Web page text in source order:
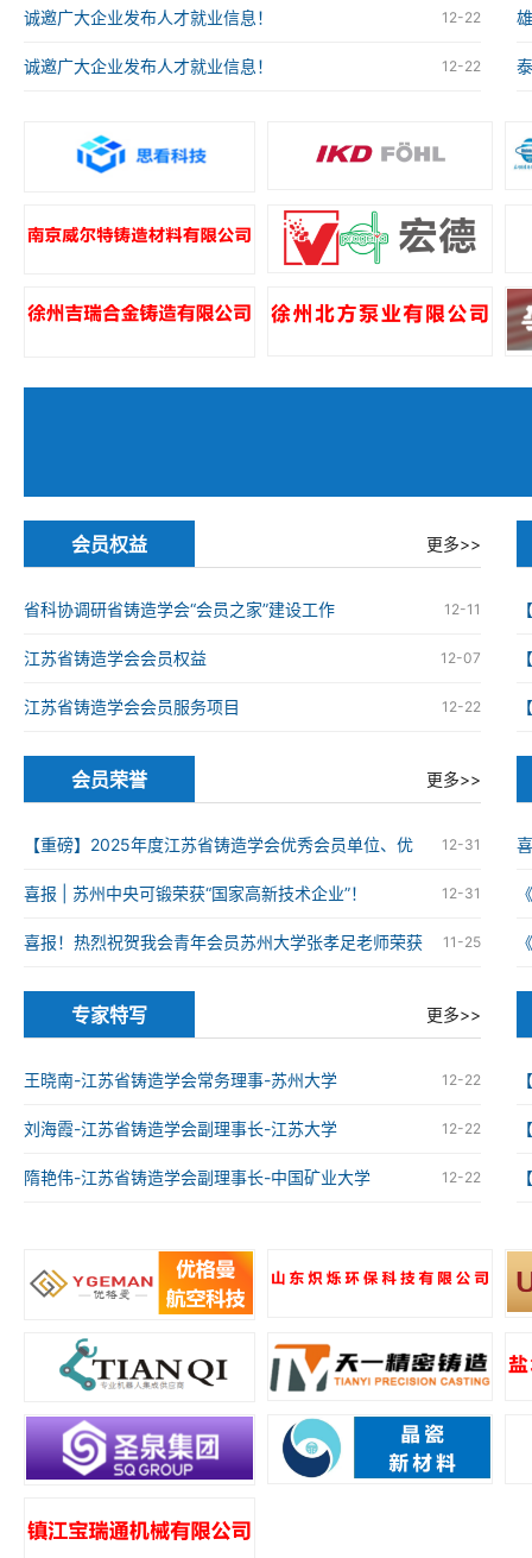
12-22
诚邀广大企业发布人才就业信息！
12-22
诚邀广大企业发布人才就业信息！
会员权益 更多>>
12-11
省科协调研省铸造学会“会员之家”建设工作
12-07
江苏省铸造学会会员权益
12-22
江苏省铸造学会会员服务项目
会员荣誉 更多>>
12-31
【重磅】2025年度江苏省铸造学会优秀会员单位、优
秀科技工作者、优秀青年科技工作者获奖名单 12-31
喜报 | 苏州中央可锻荣获“国家高新技术企业”！
11-25
喜报！热烈祝贺我会青年会员苏州大学张孝足老师荣获
2025年度资源循环利用领域优秀博士学位论文
专家特写 更多>>
12-22
王晓南-江苏省铸造学会常务理事-苏州大学
12-22
刘海霞-江苏省铸造学会副理事长-江苏大学
12-22
隋艳伟-江苏省铸造学会副理事长-中国矿业大学